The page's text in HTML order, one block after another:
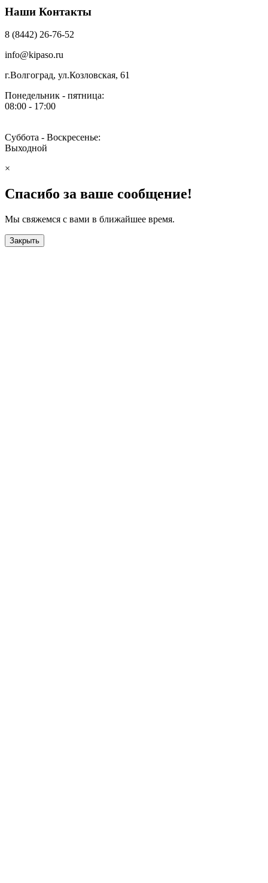
Наши Контакты
8 (8442) 26-76-52
info@kipaso.ru
г.Волгоград, ул.Козловская, 61
Понедельник - пятница:
08:00 - 17:00
Суббота - Воскресенье:
Выходной
×
Спасибо за ваше сообщение!
Мы свяжемся с вами в ближайшее время.
Закрыть